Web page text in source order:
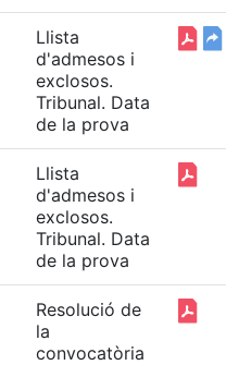
Llista
d'admesos i
exclosos.
Tribunal. Data
de la prova
Llista
d'admesos i
exclosos.
Tribunal. Data
de la prova
Resolució de
la
convocatòria